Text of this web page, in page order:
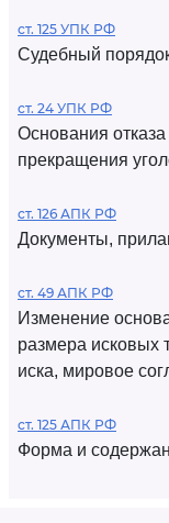
ст. 125 УПК РФ
Судебный
ст. 24 УПК РФ
Основания
прекращения
ст. 126 АПК РФ
Документы,
ст. 49 АПК РФ
Изменение
размера исковых
иска, мировое
ст. 125 АПК РФ
Форма и